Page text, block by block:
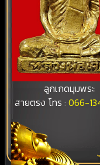
ลูกเกดมุมพระ
สายตรง โทร :066-